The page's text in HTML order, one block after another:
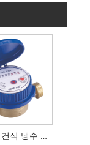
단일 제트 건식 냉수 계량기